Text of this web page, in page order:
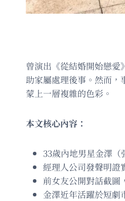
曾演出《從結婚開始戀
助家屬處理後事。然而，
蒙上一層複雜的色彩。
本文核心內容：
33歲內地男星金澤（
經理人公司發聲明證
前女友公開對話截圖
金澤近年活躍於短劇